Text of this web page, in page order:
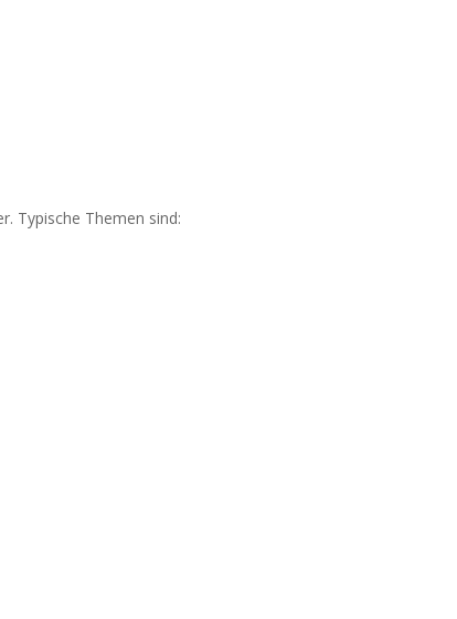
Typische Themen sind: